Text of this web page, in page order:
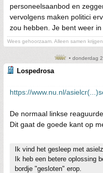
personeelsaanbod en
vervolgens maken politici
zou hebben. Je bent weer
Wees gehoorzaam. Alleen samen
• donderdag
Lospedrosa
https://www.nu.nl/
De normaal linkse
Dit gaat de goede kant op
Ik vind het gesleep met
Ik heb een betere oplossing
bordje "gesloten" erop.